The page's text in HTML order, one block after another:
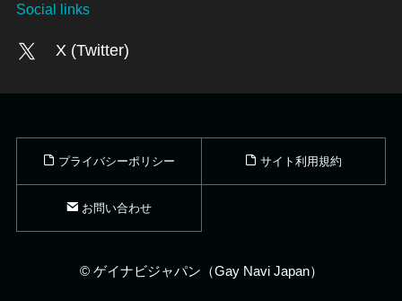
Social links
X (Twitter)
プライバシーポリシー サイト利用規約
お問い合わせ
©ゲイナビジャパン（Gay Navi Japan）